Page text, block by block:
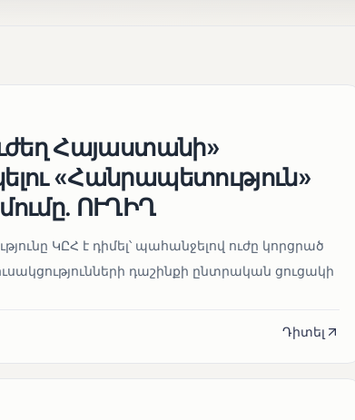
Հայաստանի»
«Հանրապետություն»
ՈՒՂԻՂ
ԿԸՀ է դիմել՝ պահանջելով ուժը կորցրած
դաշինքի ընտրական ցուցակի
Դիտել